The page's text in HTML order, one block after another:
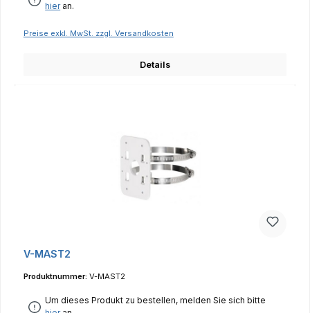
hieran.
Preise exkl. MwSt. zzgl. Versandkosten
Details
V-MAST2
Produktnummer: V-MAST2
Um dieses Produkt zu bestellen, melden Sie sich bitte